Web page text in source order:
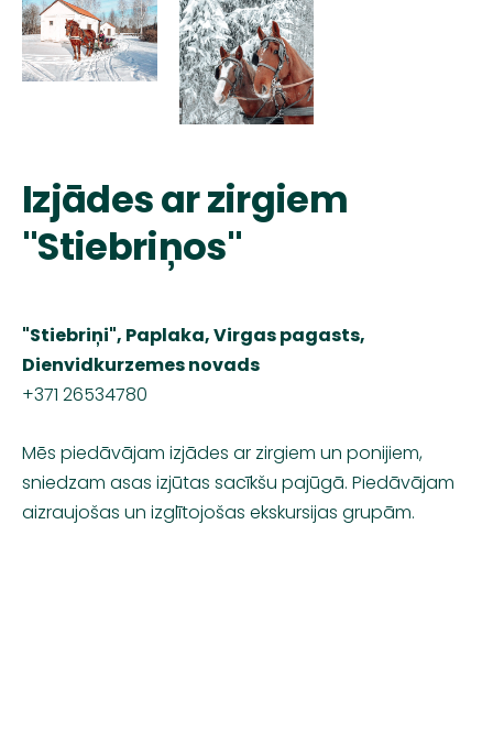
Izjādes ar zirgiem
"Stiebriņos"
"Stiebriņi", Paplaka, Virgas pagasts,
Dienvidkurzemes novads
+371 26534780
Mēs piedāvājam izjādes ar zirgiem un ponijiem,
sniedzam asas izjūtas sacīkšu pajūgā. Piedāvājam
aizraujošas un izglītojošas ekskursijas grupām.